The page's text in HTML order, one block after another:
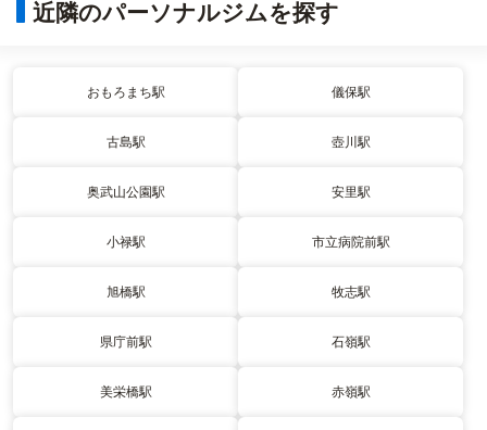
近隣のパーソナルジムを探す
おもろまち駅 儀保駅
古島駅 壺川駅
奥武山公園駅 安里駅
小禄駅 市立病院前駅
旭橋駅 牧志駅
県庁前駅 石嶺駅
美栄橋駅 赤嶺駅